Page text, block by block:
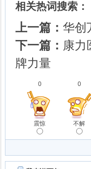
相关热词搜索：
上一篇： 华创
下一篇： 康力
牌力量
0
震惊
0
不解